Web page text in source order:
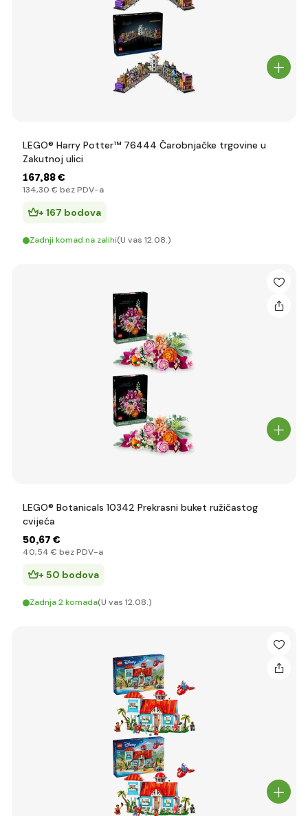
LEGO® Harry Potter™ 76444 Čarobnjačke trgovine u
Zakutnoj ulici
167,88 €
134,30 € bez PDV-a
+ 167 bodova
Zadnji komad na zalihi(U vas 12.08.)
LEGO® Botanicals 10342 Prekrasni buket ružičastog
cvijeća
50,67 €
40,54 € bez PDV-a
+ 50 bodova
Zadnja 2 komada(U vas 12.08.)